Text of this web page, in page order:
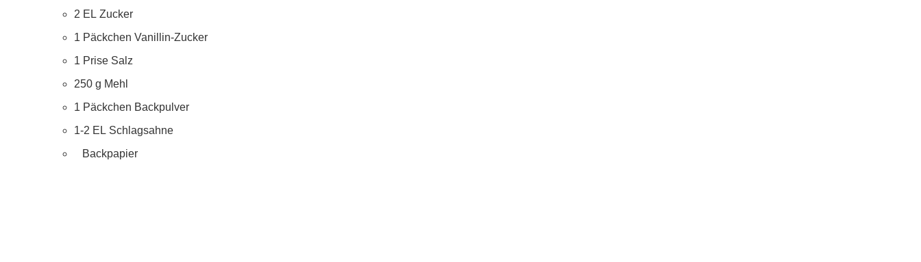
2 EL Zucker
1 Päckchen Vanillin-Zucker
1 Prise Salz
250 g Mehl
1 Päckchen Backpulver
1-2 EL Schlagsahne
Backpapier